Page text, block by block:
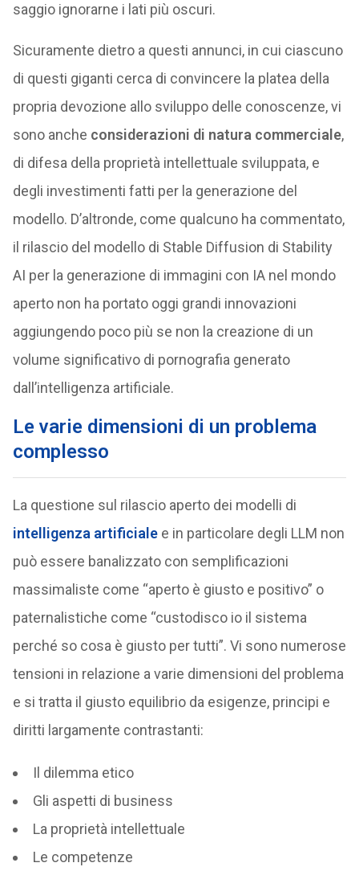
saggio ignorarne i lati più oscuri.
Sicuramente dietro a questi annunci, in cui ciascuno
di questi giganti cerca di convincere la platea della
propria devozione allo sviluppo delle conoscenze, vi
sono anche considerazioni di natura commerciale,
di difesa della proprietà intellettuale sviluppata, e
degli investimenti fatti per la generazione del
modello. D’altronde, come qualcuno ha commentato,
il rilascio del modello di Stable Diffusion di Stability
AI per la generazione di immagini con IA nel mondo
aperto non ha portato oggi grandi innovazioni
aggiungendo poco più se non la creazione di un
volume significativo di pornografia generato
dall’intelligenza artificiale.
Le varie dimensioni di un problema
complesso
La questione sul rilascio aperto dei modelli di
intelligenza artificialee in particolare degli LLM non
può essere banalizzato con semplificazioni
massimaliste come “aperto è giusto e positivo” o
paternalistiche come “custodisco io il sistema
perché so cosa è giusto per tutti”. Vi sono numerose
tensioni in relazione a varie dimensioni del problema
e si tratta il giusto equilibrio da esigenze, principi e
diritti largamente contrastanti:
Il dilemma etico
Gli aspetti di business
La proprietà intellettuale
Le competenze